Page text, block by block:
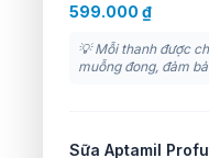
599.000 ₫
💡 Mỗi thanh được
muỗng đong, đảm
Sữa Aptamil